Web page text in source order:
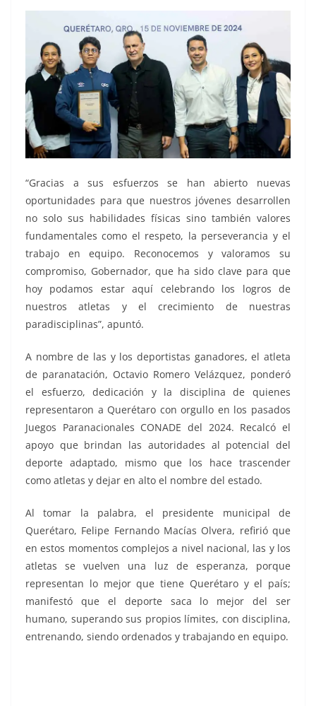
“Gracias a sus esfuerzos se han abierto nuevas
oportunidades para que nuestros jóvenes desarrollen
no solo sus habilidades físicas sino también valores
fundamentales como el respeto, la perseverancia y el
trabajo en equipo. Reconocemos y valoramos su
compromiso, Gobernador, que ha sido clave para que
hoy podamos estar aquí celebrando los logros de
nuestros atletas y el crecimiento de nuestras
paradisciplinas”, apuntó.
A nombre de las y los deportistas ganadores, el atleta
de paranatación, Octavio Romero Velázquez, ponderó
el esfuerzo, dedicación y la disciplina de quienes
representaron a Querétaro con orgullo en los pasados
Juegos Paranacionales CONADE del 2024. Recalcó el
apoyo que brindan las autoridades al potencial del
deporte adaptado, mismo que los hace trascender
como atletas y dejar en alto el nombre del estado.
Al tomar la palabra, el presidente municipal de
Querétaro, Felipe Fernando Macías Olvera, refirió que
en estos momentos complejos a nivel nacional, las y los
atletas se vuelven una luz de esperanza, porque
representan lo mejor que tiene Querétaro y el país;
manifestó que el deporte saca lo mejor del ser
humano, superando sus propios límites, con disciplina,
entrenando, siendo ordenados y trabajando en equipo.